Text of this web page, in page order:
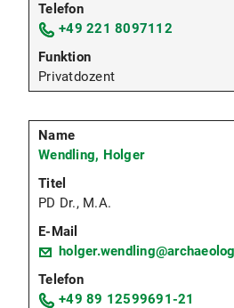
+49 221 8097112
Privatdozent
Wendling, Holger
PD Dr., M.A.
+49 89 12599691-21